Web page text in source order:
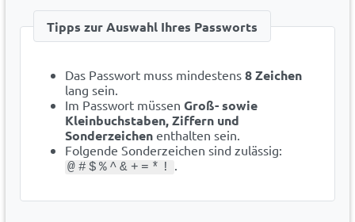
Tipps zur Auswahl Ihres Passworts
Das Passwort muss mindestens8 Zeichen
lang sein.
Im Passwort müssenGroß- sowie
Kleinbuchstaben, Ziffern und
Sonderzeichen enthalten sein.
Folgende Sonderzeichen sind zulässig:
@#$%^&+=*! .